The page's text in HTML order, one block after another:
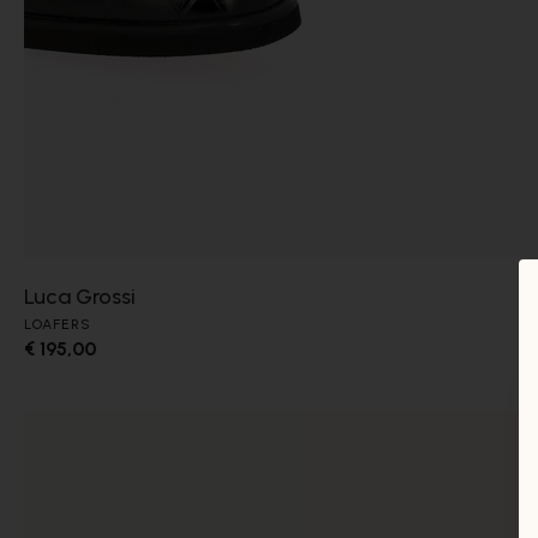
Luca Grossi
LOAFERS
€ 195,00